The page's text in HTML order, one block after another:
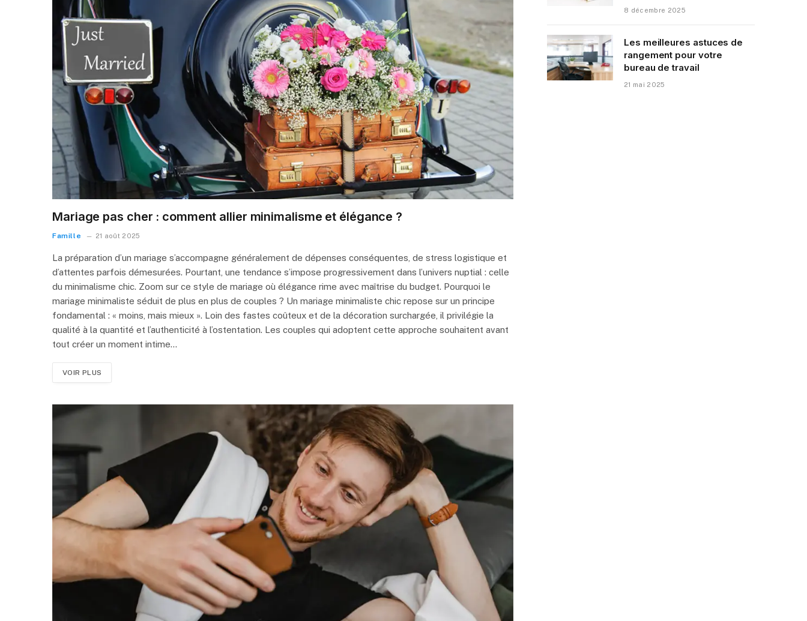
Mariage pas cher : comment allier minimalisme et élégance ?
Famille 21 août 2025
La préparation d’un mariage s’accompagne généralement de dépenses conséquentes, de stress logistique et
d’attentes parfois démesurées. Pourtant, une tendance s’impose progressivement dans l’univers nuptial : celle
du minimalisme chic. Zoom sur ce style de mariage où élégance rime avec maîtrise du budget. Pourquoi le
mariage minimaliste séduit de plus en plus de couples ? Un mariage minimaliste chic repose sur un principe
fondamental : « moins, mais mieux ». Loin des fastes coûteux et de la décoration surchargée, il privilégie la
qualité à la quantité et l’authenticité à l’ostentation. Les couples qui adoptent cette approche souhaitent avant
tout créer un moment intime…
VOIR PLUS
8 décembre 2025
Les meilleures astuces de
rangement pour votre
bureau de travail
21 mai 2025